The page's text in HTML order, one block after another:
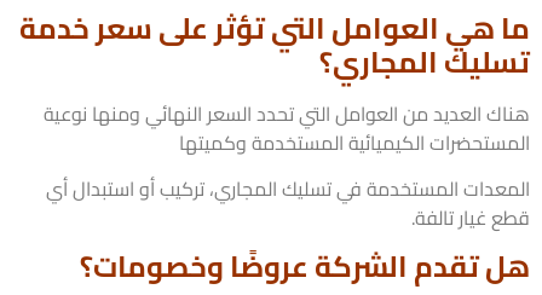
هي العوامل التي تؤثر على سعر خدمة
المجاري؟
العديد من العوامل التي تحدد السعر النهائي ومنها نوعية
الكيميائية المستخدمة وكميتها
المستخدمة في تسليك المجاري، تركيب أو استبدال أي
تالفة.
تقدم الشركة عروضًا وخصومات؟